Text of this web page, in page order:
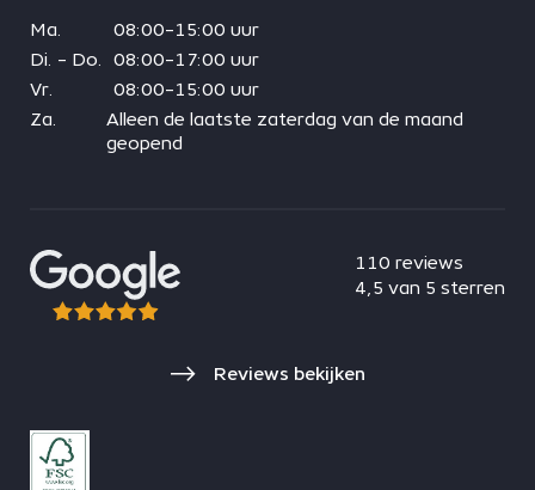
Ma.
08:00-15:00 uur
Di. - Do.
08:00-17:00 uur
Vr.
08:00-15:00 uur
Za.
Alleen de laatste zaterdag van de maand
geopend
110 reviews
4,5 van 5 sterren
Reviews bekijken